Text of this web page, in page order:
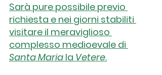
Sarà pure possibile previo
richiesta e nei giorni stabiliti
visitare il meraviglioso
complesso medioevale di
Santa Maria la Vetere.